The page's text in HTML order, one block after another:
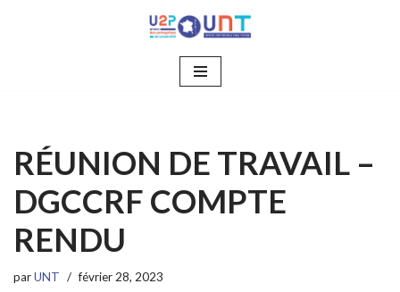
RÉUNION DE TRAVAIL –
DGCCRF COMPTE
RENDU
parUNT février 28, 2023